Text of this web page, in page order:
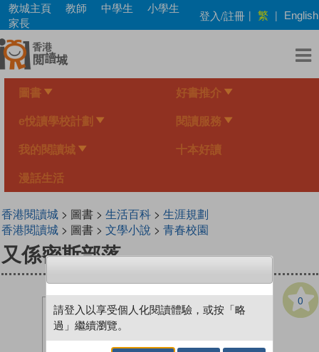
Skip
main
content
教城主頁 教師 中學生
小學生
家長
登入/註冊 | 繁 | English
圖書 好書推介
e悅讀學校計劃 閱讀服務
我的閱讀城 十本好讀
漫話生活
香港閱讀城> 圖書 > 生活百科> 生涯規劃
香港閱讀城> 圖書 > 文學小說 > 青春校園
又係密斯部落
0
請登入以享受個人化閱讀體驗，或按「略
過」繼續瀏覽。